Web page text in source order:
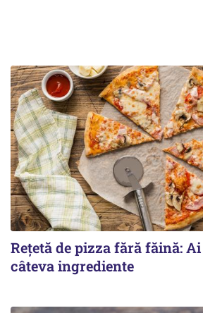
Rețetă de pizza fără făină:
câteva ingrediente